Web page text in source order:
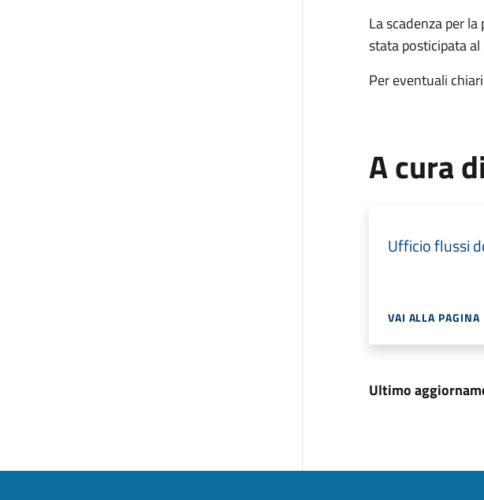
La scadenza per
stata posticipata
Per eventuali
A cura di
Ufficio flussi
VAI ALLA PAGINA
Ultimo